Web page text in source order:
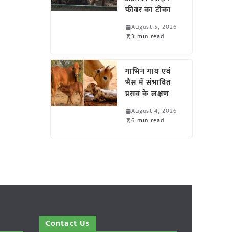
फीवर का टीका
August 5, 2026
3 min read
गाभिन गाय एवं
भैंस में संभावित
प्रसव के लक्षण
August 4, 2026
6 min read
Contact Us